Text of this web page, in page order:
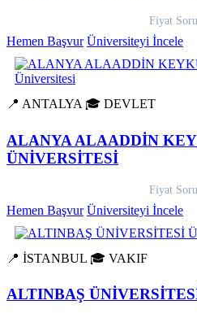
Fiyat
Hemen Başvur Üniversiteyi İncele
📍 ANTALYA 🎓 DEVLET
ALANYA ALAADDİN
ÜNİVERSİTESİ
Fiyat
Hemen Başvur Üniversiteyi İncele
📍 İSTANBUL 🎓 VAKIF
ALTINBAŞ